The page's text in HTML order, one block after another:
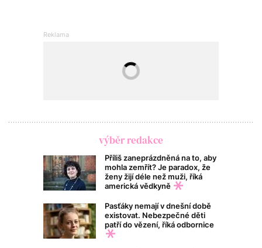
výběr redakce
Příliš zaneprázdněná na to, aby
mohla zemřít? Je paradox, že
ženy žijí déle než muži, říká
americká vědkyně
Pasťáky nemají v dnešní době
existovat. Nebezpečné děti
patří do vězení, říká odbornice